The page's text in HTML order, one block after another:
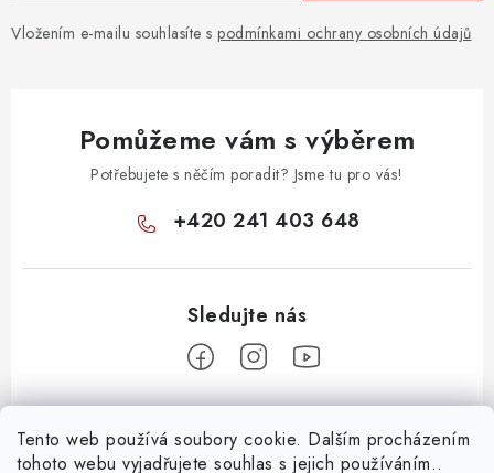
Tento web používá soubory cookie. Dalším procházením
tohoto webu vyjadřujete souhlas s jejich používáním..
Vložením e-mailu souhlasíte s podmínkami ochrany osobních údajů
Pomůžeme vám s výběrem
Potřebujete s něčím poradit? Jsme tu pro vás!
+420 241 403 648
Z